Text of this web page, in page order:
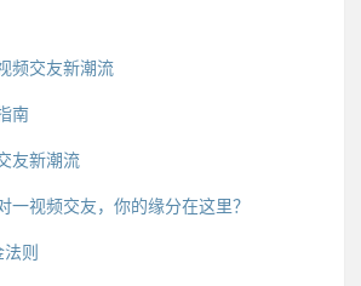
频交友新潮流
南
友新潮流
一视频交友，你的缘分在这里？
则